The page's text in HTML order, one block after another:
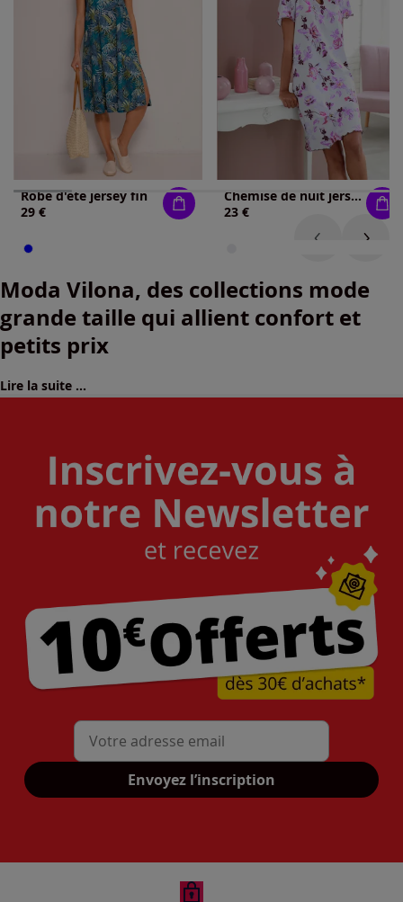
Robe d'été jersey fin
29 €
Chemise de nuit jersey fin
23 €
Moda Vilona, des collections mode
grande taille qui allient confort et
petits prix
Lire la suite ...
Mon adresse mail
Envoyez l’inscription